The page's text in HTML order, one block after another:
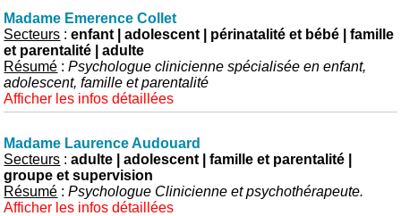
Madame Emerence Collet
Secteurs :enfant | adolescent | périnatalité et bébé | famille
et parentalité | adulte
Résumé :Psychologue clinicienne spécialisée en enfant,
adolescent, famille et parentalité
Afficher les infos détaillées
Madame Laurence Audouard
Secteurs :adulte | adolescent | famille et parentalité |
groupe et supervision
Résumé :Psychologue Clinicienne et psychothérapeute.
Afficher les infos détaillées